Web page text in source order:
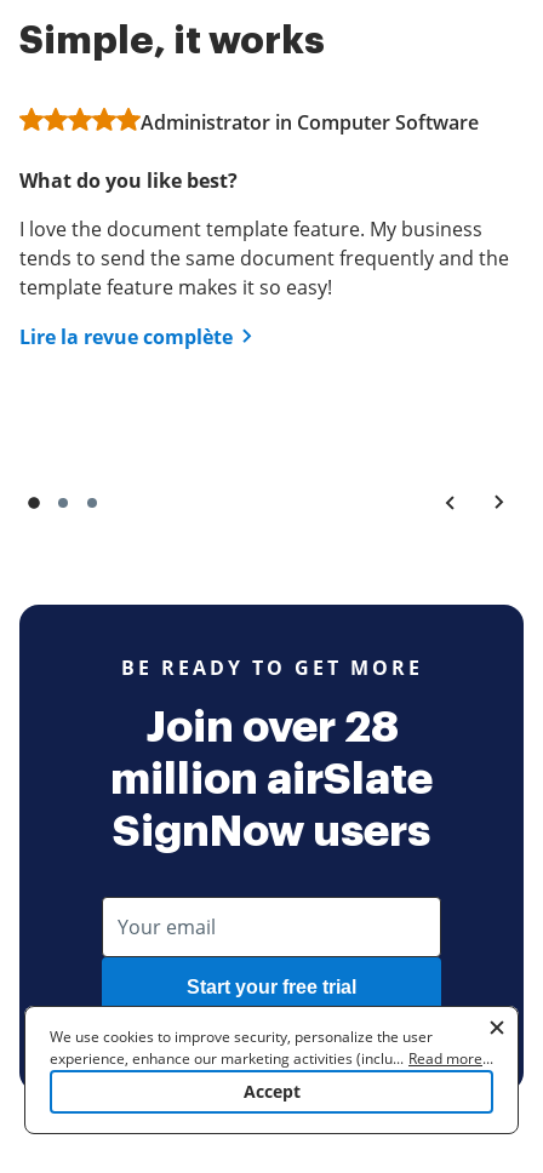
Simple, it works
Administrator in Computer Software
What do you like best?
I love the document template feature. My business
tends to send the same document frequently and the
template feature makes it so easy!
Lire la revue complète
Great Tool For Our Small
Jessica T
What do you like best?
It is easy to use, easy to send to clients. We can upload
multiple templates, made adjustments to individual
documents and easily review signed and pending
Super easy
User in Transportation/Trucking/Railroad
What do you like best?
How easy it is and user friendly and switch between
accounts
Lire la revue complète
BE READY TO GET MORE
Join over 28
million airSlate
SignNow users
Start your free trial
No credit card required
We use cookies to improve security, personalize the user
experience, enhance our marketing activities (including
cooperating with our 3rd party partners) and for other business
to learn more. By clicking "Accept"
... Read more...
Accept